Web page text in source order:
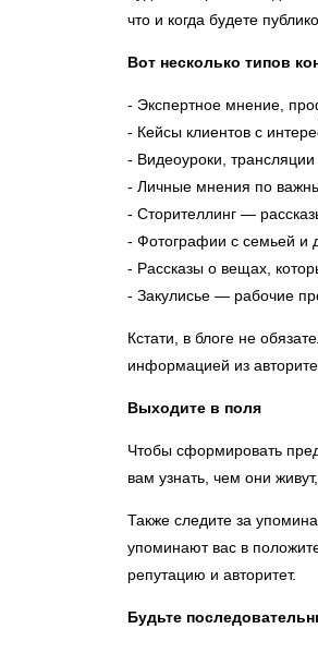
что и когда будете
Вот несколько типов
- Экспертное мнение,
- Кейсы клиентов с
- Видеоуроки,
- Личные мнения по
- Сторителлинг —
- Фотографии с семьей и
- Рассказы о вещах,
- Закулисье — рабочие
Кстати, в блоге не
информацией из
Выходите в поля
Чтобы сформировать
вам узнать, чем они
Также следите за
упоминают вас в
репутацию и авторитет.
Будьте